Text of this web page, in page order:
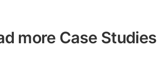
more Case Studies